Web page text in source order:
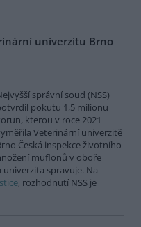
univerzitu Brno
správní soud (NSS)
pokutu 1,5 milionu
kterou v roce 2021
Veterinární univerzitě
Česká inspekce životního
muflonů v oboře
spravuje. Na
, rozhodnutí NSS je